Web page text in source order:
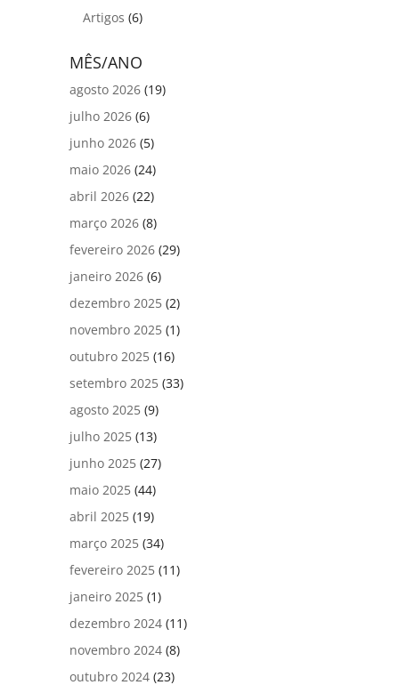
Artigos (6)
MÊS/ANO
agosto 2026 (19)
julho 2026 (6)
junho 2026 (5)
maio 2026 (24)
abril 2026 (22)
março 2026 (8)
fevereiro 2026 (29)
janeiro 2026 (6)
dezembro 2025 (2)
novembro 2025 (1)
outubro 2025 (16)
setembro 2025 (33)
agosto 2025 (9)
julho 2025 (13)
junho 2025 (27)
maio 2025 (44)
abril 2025 (19)
março 2025 (34)
fevereiro 2025 (11)
janeiro 2025 (1)
dezembro 2024 (11)
novembro 2024 (8)
outubro 2024 (23)